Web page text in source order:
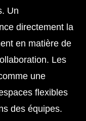
Un
directement la
en matière de
Les
une
flexibles
des équipes.